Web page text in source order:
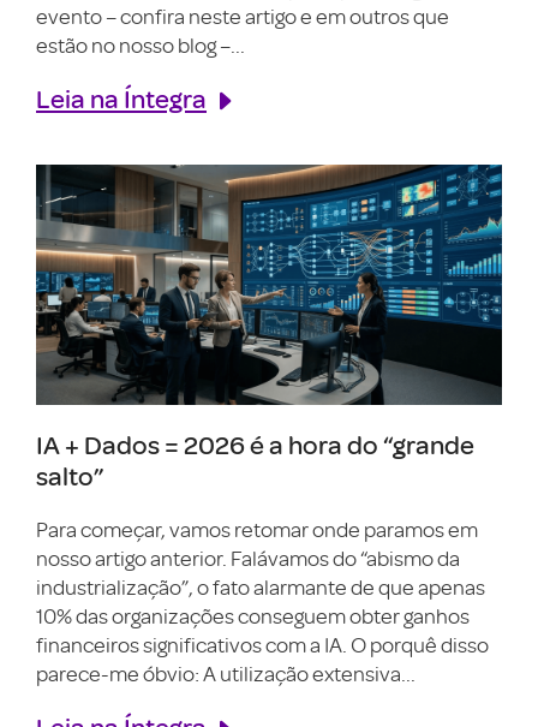
evento – confira neste artigo e em outros que
estão no nosso blog –...
Leia na Íntegra
IA + Dados = 2026 é a hora do “grande
salto”
Para começar, vamos retomar onde paramos em
nosso artigo anterior. Falávamos do “abismo da
industrialização”, o fato alarmante de que apenas
10% das organizações conseguem obter ganhos
financeiros significativos com a IA. O porquê disso
parece-me óbvio: A utilização extensiva...